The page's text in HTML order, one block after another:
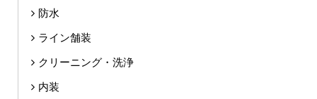
防水
ライン舗装
クリーニング・洗浄
内装